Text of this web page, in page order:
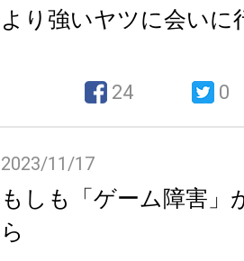
より強いヤツに会いに
24 0
2023/11/17
もしも「ゲーム障害」
ら